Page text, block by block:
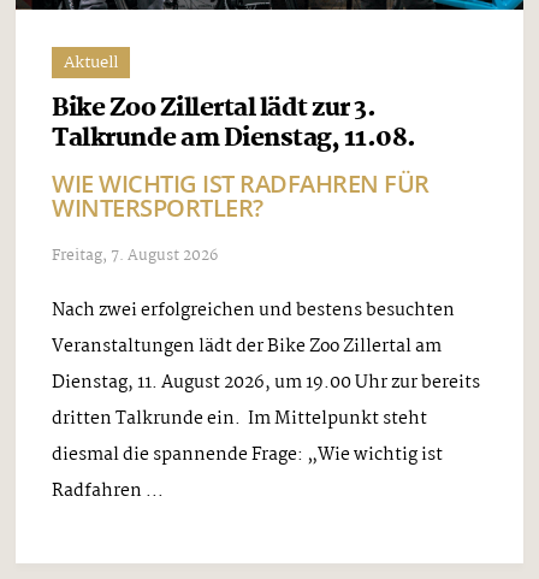
Aktuell
Bike Zoo Zillertal lädt zur 3.
Talkrunde am Dienstag, 11.08.
WIE WICHTIG IST RADFAHREN FÜR
WINTERSPORTLER?
Freitag, 7. August 2026
Nach zwei erfolgreichen und bestens besuchten
Veranstaltungen lädt der Bike Zoo Zillertal am
Dienstag, 11. August 2026, um 19.00 Uhr zur bereits
dritten Talkrunde ein. Im Mittelpunkt steht
diesmal die spannende Frage: „Wie wichtig ist
Radfahren ...